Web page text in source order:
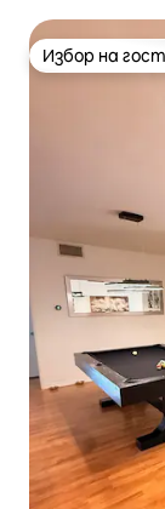
Избор на
Избор на